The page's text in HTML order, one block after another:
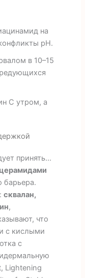
на
pH.
в 10–15
С утром, а
принять...
барьера.
сквалан,
,
что
с кислыми
с
Lightening